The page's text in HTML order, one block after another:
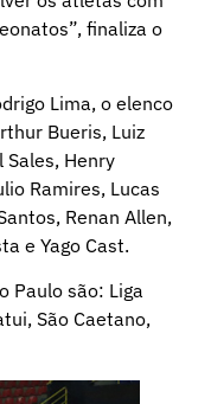
finaliza o
Lima, o elenco
Bueris, Luiz
Sales, Henry
Ramires, Lucas
Renan Allen,
e Yago Cast.
Paulo são: Liga
São Caetano,